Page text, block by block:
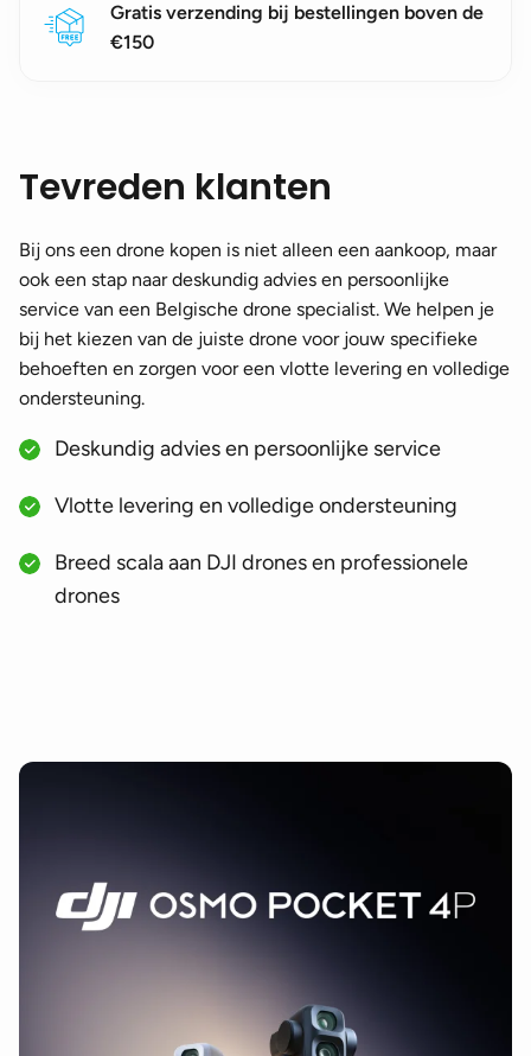
Gratis verzending bij bestellingen boven de
€150
Tevreden klanten
Bij ons een drone kopen is niet alleen een aankoop, maar
ook een stap naar deskundig advies en persoonlijke
service van een Belgische drone specialist. We helpen je
bij het kiezen van de juiste drone voor jouw specifieke
behoeften en zorgen voor een vlotte levering en volledige
ondersteuning.
Deskundig advies en persoonlijke service
Vlotte levering en volledige ondersteuning
Breed scala aan DJI drones en professionele
drones